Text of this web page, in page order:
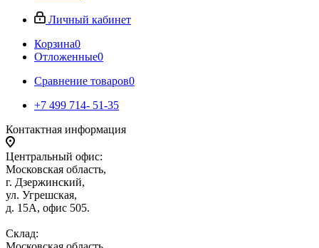
Личный кабинет
Корзина0
Отложенные0
Сравнение товаров0
+7 499 714- 51-35
Контактная информация
Центральный офис:
Московская область,
г. Дзержинский,
ул. Угрешская,
д. 15А, офис 505.
Склад: